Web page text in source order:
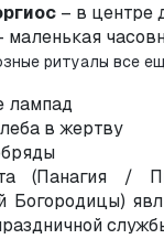
– в центре
маленькая
ритуалы все
лампад
в жертву
(Панагия /
Богородицы)